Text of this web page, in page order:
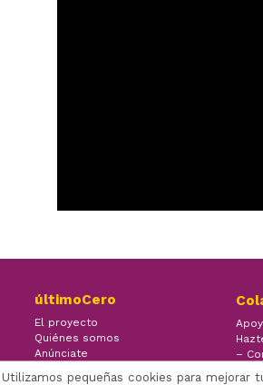
últimoCero
El proyecto
Quiénes somos
Anúnciate
–
Utilizamos pequeñas cookies para mejorar